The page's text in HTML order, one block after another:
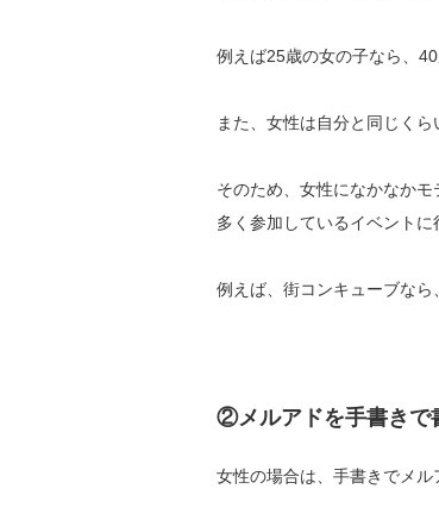
例えば25歳の女の子なら、
また、女性は自分と同じく
そのため、女性になかなか
多く参加しているイベントに
例えば、街コンキューブなら、
②メルアドを手書きで
女性の場合は、手書きでメル